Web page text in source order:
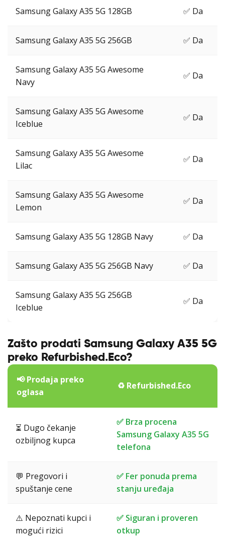
Samsung Galaxy A35 5G 128GB ✅ Da
Samsung Galaxy A35 5G 256GB ✅ Da
Samsung Galaxy A35 5G Awesome
Navy
✅ Da
Samsung Galaxy A35 5G Awesome
Iceblue
✅ Da
Samsung Galaxy A35 5G Awesome
Lilac
✅ Da
Samsung Galaxy A35 5G Awesome
Lemon
✅ Da
Samsung Galaxy A35 5G 128GB Navy ✅ Da
Samsung Galaxy A35 5G 256GB Navy ✅ Da
Samsung Galaxy A35 5G 256GB
Iceblue
✅ Da
Zašto prodati Samsung Galaxy A35 5G
preko Refurbished.Eco?
📢 Prodaja preko
oglasa
♻️ Refurbished.Eco
⏳ Dugo čekanje
ozbiljnog kupca
✅ Brza procena
Samsung Galaxy A35 5G
telefona
💬 Pregovori i
spuštanje cene
✅ Fer ponuda prema
stanju uređaja
⚠️ Nepoznati kupci i
mogući rizici
✅ Siguran i proveren
otkup